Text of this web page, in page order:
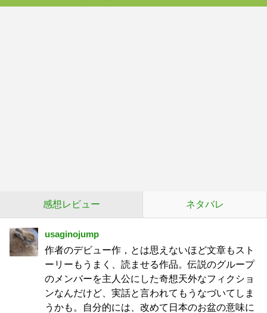
感想レビュー ネタバレ
usaginojump
作者のデビュー作，とは思えないほど文章もスト
ーリーもうまく、読ませる作品。伝説のグループ
のメンバーを主人公にした奇想天外なフィクショ
ンなんだけど、実話と言われてもうなづいてしま
うかも。自分的には、改めて日本のお盆の意味に